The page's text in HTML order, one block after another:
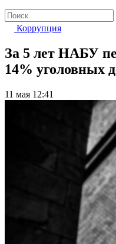
Коррупция
За 5 лет НАБУ
14% уголовных
11 мая 12:41